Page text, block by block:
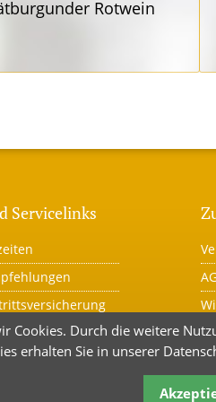
Rotwein
Servicelinks
Cookies. Durch die weitere
erhalten Sie in unserer